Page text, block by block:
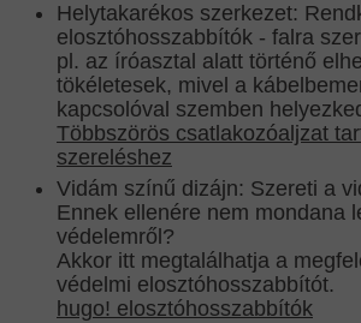
Helytakarékos szerkezet:
elosztóhosszabbítók - falra
pl. az íróasztal alatt történő
tökéletesek, mivel a
kapcsolóval szemben
Többszörös csatlakozóaljzat
szereléshez
Vidám színű dizájn: Szereti a
Ennek ellenére nem mondana
védelemről?
Akkor itt megtalálhatja a
védelmi elosztóhosszabbítót.
hugo! elosztóhosszabbítók